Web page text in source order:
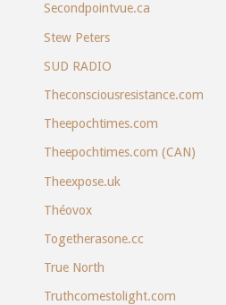
Secondpointvue.ca
Stew Peters
SUD RADIO
Theconsciousresistance.com
Theepochtimes.com
Theepochtimes.com (CAN)
Theexpose.uk
Théovox
Togetherasone.cc
True North
Truthcomestolight.com